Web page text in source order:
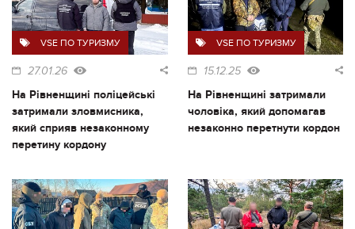
VSE ПО ТУРИЗМУ
27.01.26
На Рівненщині поліцейські
затримали зловмисника,
який сприяв незаконному
перетину кордону
VSE ПО ТУРИЗМУ
15.12.25
На Рівненщині затримали
чоловіка, який допомагав
незаконно перетнути кордон